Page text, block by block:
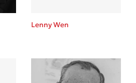
Lenny Wen